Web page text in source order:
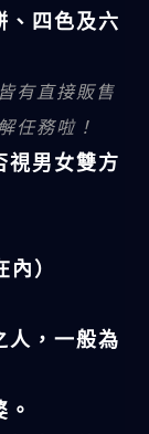
四色及六
有直接販售
任務啦！
視男女雙方
內）
，一般為